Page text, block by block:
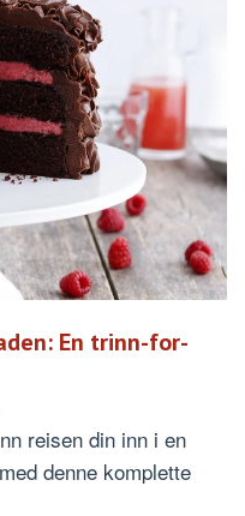
En trinn-for-
reisen din inn i en
denne komplette